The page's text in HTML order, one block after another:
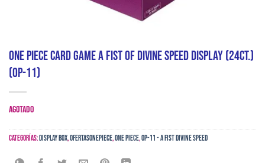
One Piece Card Game A Fist of Divine Speed Display (24ct.)
(OP-11)
AGOTADO
Categorías:Display Box,ofertasonepiece,One Piece,OP-11 - A Fist Divine Speed